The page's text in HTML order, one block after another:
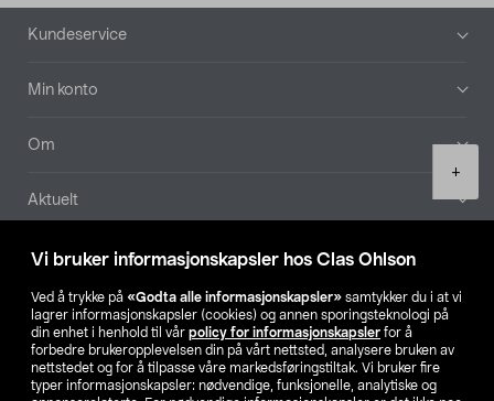
Vi bruker informasjonskapsler hos Clas Ohlson
Ved å trykke på «Godta alle informasjonskapsler» samtykker du i at vi
lagrer informasjonskapsler (cookies) og annen sporingsteknologi på
din enhet i henhold til vår policy for informasjonskapsler for å
forbedre brukeropplevelsen din på vårt nettsted, analysere bruken av
nettstedet og for å tilpasse våre markedsføringstiltak. Vi bruker fire
typer informasjonskapsler: nødvendige, funksjonelle, analytiske og
+
Bunntekst
Kundeservice
Min konto
Om
Aktuelt
Våre selskaper
Finn din butikk
SE NO FI